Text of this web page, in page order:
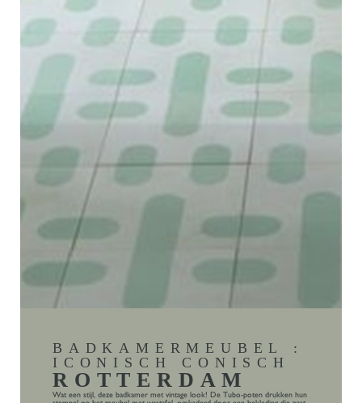
BADKAMERMEUBEL :
ICONISCH CONISCH
ROTTERDAM
Wat een stijl, deze badkamer met vintage look! De Tubo-poten drukken hun